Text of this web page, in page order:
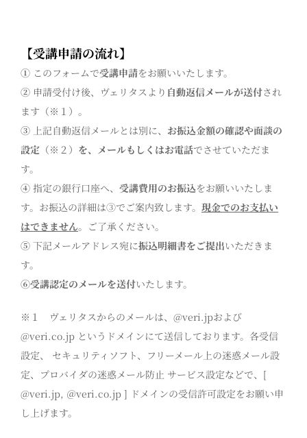
【受講申請の流れ】
① このフォームで受講申請をお願いいたします。
② 申請受付け後、ヴェリタスより 自動返信メールが送付され
ます（※１）。
③ 上記自動返信メールとは別に、 お振込金額の確認や面談の
設定 （※２） を、メールもしくはお電話でさせていただま
す。
④ 指定の銀行口座へ、 受講費用のお振込をお願いいたしま
す。お振込の詳細は③でご案内致します。 現金でのお支払い
はできません。ご了承ください。
⑤ 下記メールアドレス宛に振込明細書をご提出いただきま
す。
⑥受講認定のメールを送付いたします。
※１ ヴェリタスからのメールは、@veri.jpおよび
@veri.co.jp というドメインにて送信しております。各受信
設定、 セキュリティソフト、フリーメール上の迷惑メール設
定、プロバイダの迷惑メール防止 サービス設定などで、[
@veri.jp, ＠veri.co.jp ] ドメインの受信許可設定をお願い申
し上げます。